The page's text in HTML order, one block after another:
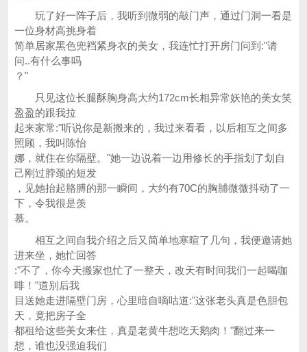
玩了好一阵子后，我听到微弱的敲门声，通过门洞一看是
一位身材高挑身着
简单居家黑色兜裆紧身衣的美女，我连忙打开房门问到:"请
问..有什么事吗
？"
只见这位长腿酥胸身高大约172cm长相异常妖艳的美女笑
盈盈的跟我拉
起来家常:"听说你是新搬来的，我过来看看，以后相互之间多
照顾，我叫陈怡
娜，就住在你隔壁。"她一边说着一边用修长的手指划了划自
己刚过脖颈的短发
，见她抬起胳膊的那一瞬间，大约有70C的胸脯微微抖动了一
下，令我很是羡
慕。
相互之间自我介绍之后又简单地寒暄了几句，我便邀请她
进来坐，她忙回答
:"不了，你今天搬家也忙了一整天，改天有时间我们一起喝咖
啡！"道别后我
目送她走进隔壁门房，心里暗自嘀咕道:"这张老头真是色胆包
天，竟把房子全
都租给这些美女来住，真是老黄牛想吃天鹅肉！"翻过来一
想，谁也没强迫我们